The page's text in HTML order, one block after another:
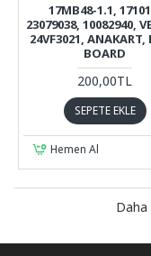
17MB48-1.1,
23079038, 10082940,
24VF3021, ANAKART,
BOARD
200,00TL
SEPETE EKLE
Hemen Al
Daha